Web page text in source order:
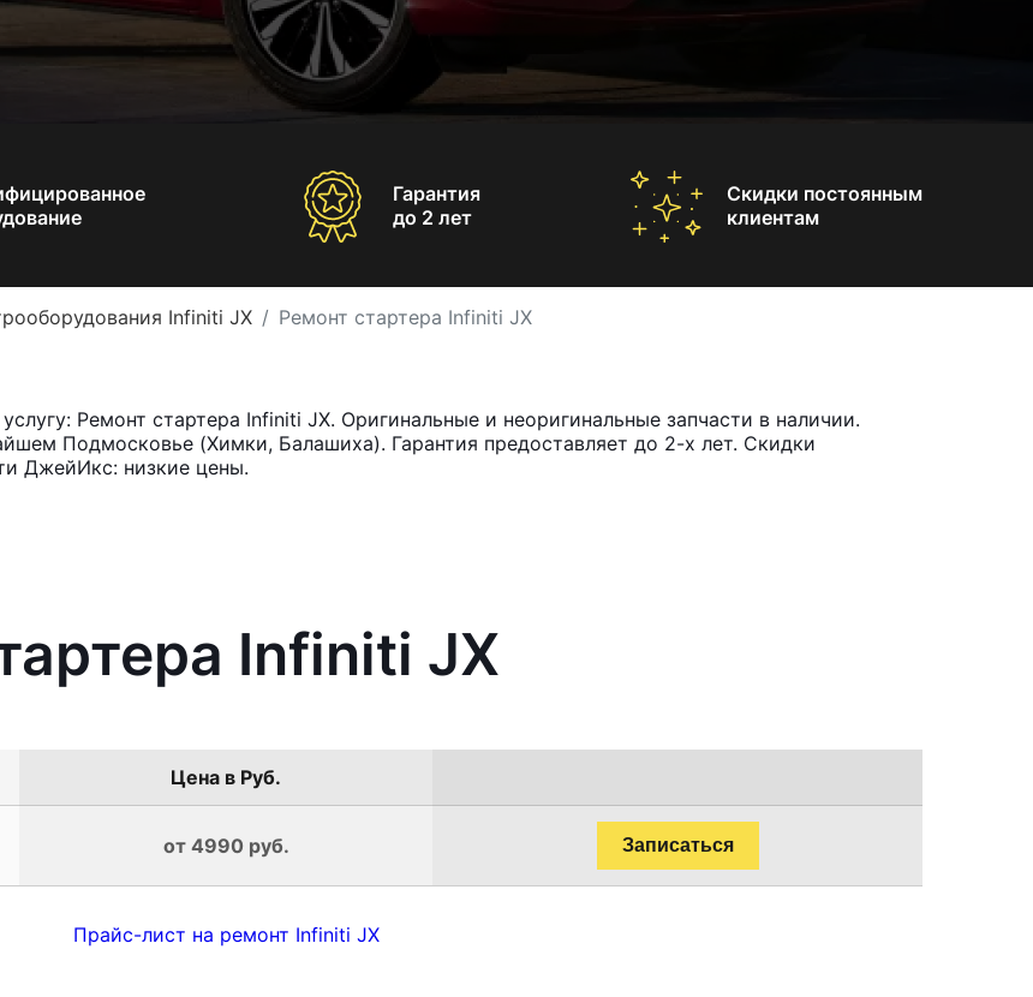
Гарантия
до 2 лет
Скидки постоянным
клиентам
Infiniti JX Ремонт стартера Infiniti JX
Ремонт стартера Infiniti JX. Оригинальные и неоригинальные запчасти в наличии.
Подмосковье (Химки, Балашиха). Гарантия предоставляет до 2-х лет. Скидки
ДжейИкс: низкие цены.
Infiniti JX
Цена в Руб.
от 4990 руб. Записаться
Прайс-лист на ремонт Infiniti JX